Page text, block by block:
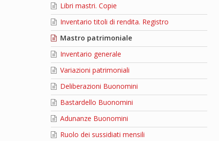
Libri mastri. Copie
Inventario titoli di rendita. Registro
Mastro patrimoniale
Inventario generale
Variazioni patrimoniali
Deliberazioni Buonomini
Bastardello Buonomini
Adunanze Buonomini
Ruolo dei sussidiati mensili